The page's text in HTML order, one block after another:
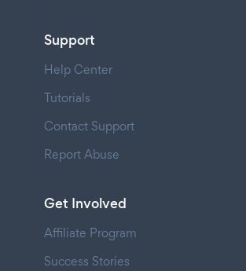
Support
Help Center
Tutorials
Contact Support
Report Abuse
Get Involved
Affiliate Program
Success Stories